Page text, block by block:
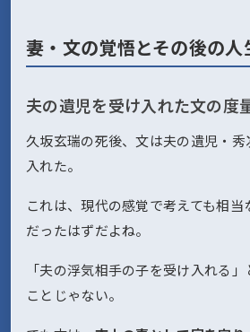
妻・文の覚悟とその後の人
夫の遺児を受け入れた文の度
久坂玄瑞の死後、文は夫の遺児・
入れた。
これは、現代の感覚で考えても相
だったはずだよね。
「夫の浮気相手の子を受け入れる
ことじゃない。